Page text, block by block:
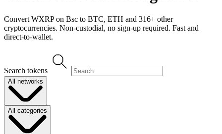
Convert WXRP on Bsc to BTC, ETH and 316+ other
cryptocurrencies. Non-custodial, no sign-up required. Fast and
direct-to-wallet.
Search tokens
All networks
All categories